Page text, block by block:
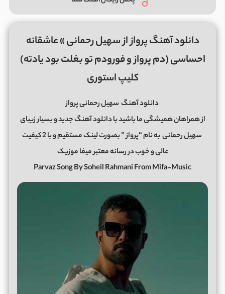
دانلود آهنگ پرواز از سهیل رحمانی » عاشقانه
احساسی (دم پرواز و فورودم تو بغلت بود یادته)
کلیپ استوری
دانلود آهنگ سهیل رحمانی پرواز
از همراهان همیشگی ما باشید با دانلود آهنگ جدید و بسیار زیبای
سهیل رحمانی
به نام “پرواز ” بصورت لینک مستقیم و با 2 کیفیت
عالی و خوب در رسانه معتبر میفا موزیک
Parvaz Song By Soheil Rahmani From Mifa-Music